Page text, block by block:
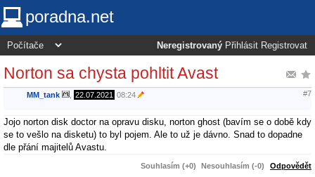
poradna.net
Neregistrovaný Přihlásit Registrovat
Norton sa chysta pohltit Avast
MM_tank 22.07.2021 08:24 #7
Jojo norton disk doctor na opravu disku, norton ghost (bavím se o době kdy
se to vešlo na disketu) to byl pojem. Ale to už je dávno. Snad to dopadne
dle přání majitelů Avastu.
Souhlasím (+0) Nesouhlasím (-0) Odpovědět